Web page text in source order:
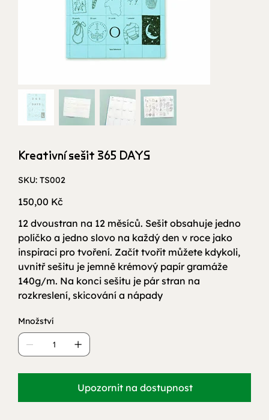
Kreativní sešit 365 DAYS
SKU: SKU
TS002
TS002
Cena
150,00 Kč
12 dvoustran na 12 měsíců. Sešit obsahuje jedno
políčko a jedno slovo na každý den v roce jako
inspiraci pro tvoření. Začít tvořit můžete kdykoli,
uvnitř sešitu je jemně krémový papír gramáže
140g/m. Na konci sešitu je pár stran na
rozkreslení, skicování a nápady
Množství
Upozornit na dostupnost